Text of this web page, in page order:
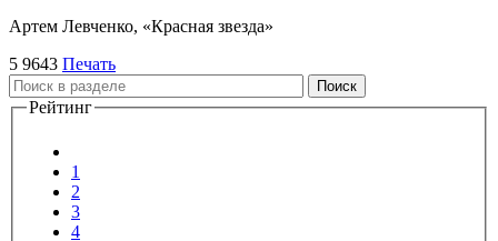
Артем Левченко, «Красная звезда»
5 9643 Печать
Поиск
Рейтинг
1
2
3
4